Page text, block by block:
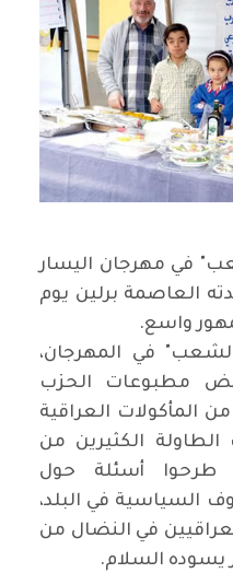
في مهرجان اليسار
العاصمة برلين يوم
واسع.
في المهرجان،
مطبوعات الحزب
المأكولات العراقية
الكثيرين من
طرحوا أسئلة حول
السياسية في البلد،
في النضال من
يسوده السلام.